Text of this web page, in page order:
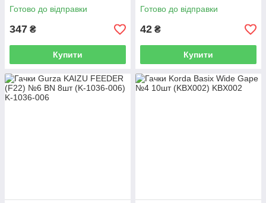
Готово до відправки
347 ₴
Купити
Готово до відправки
42 ₴
Купити